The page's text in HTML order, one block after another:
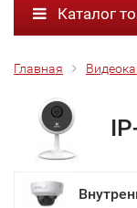
Каталог
Главная